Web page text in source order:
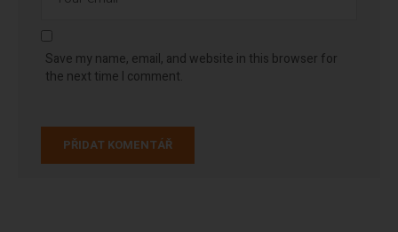
Save my name, email, and website in this browser for
the next time I comment.